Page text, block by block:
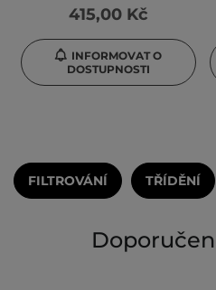
415,00 Kč
INFORMOVAT O
DOSTUPNOSTI
FILTROVÁNÍ TŘÍDĚNÍ